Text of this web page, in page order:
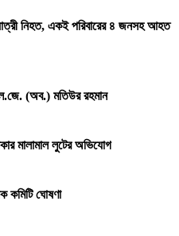
নিহত, একই পরিবারের ৪ জনসহ আহত
(অব.) মতিউর রহমান
মালামাল লুটের অভিযোগ
কমিটি ঘোষণা